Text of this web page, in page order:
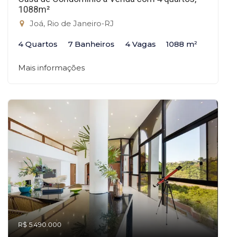
1088m²
Joá, Rio de Janeiro-RJ
4 Quartos 7 Banheiros 4 Vagas 1088 m²
Mais informações
R$ 5.490.000